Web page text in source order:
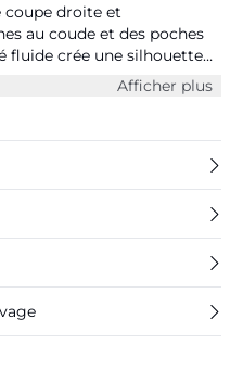
coupe droite et
au coude et des poches
fluide crée une silhouette
Afficher plus